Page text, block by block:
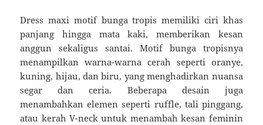
Dress maxi motif bunga tropis memiliki ciri khas
panjang hingga mata kaki, memberikan kesan
anggun sekaligus santai. Motif bunga tropisnya
menampilkan warna-warna cerah seperti oranye,
kuning, hijau, dan biru, yang menghadirkan nuansa
segar dan ceria. Beberapa desain juga
menambahkan elemen seperti ruffle, tali pinggang,
atau kerah V-neck untuk menambah kesan feminin